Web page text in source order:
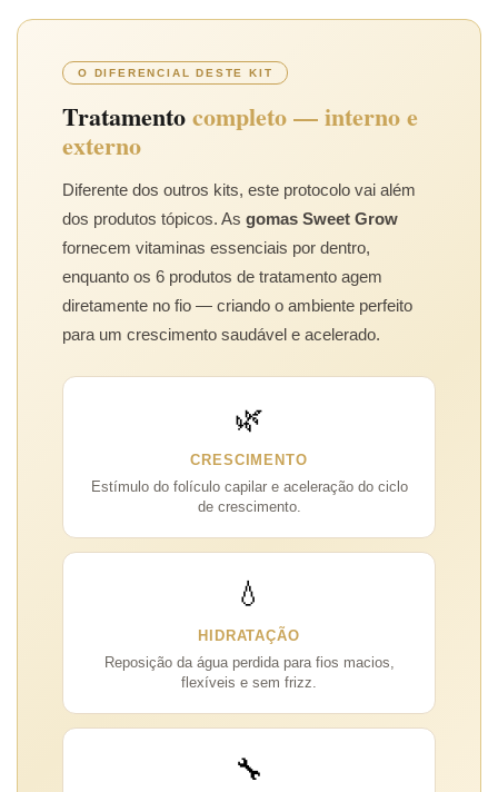
O DIFERENCIAL DESTE KIT
Tratamentocompleto — interno e
externo
Diferente dos outros kits, este protocolo vai além
dos produtos tópicos. As gomas Sweet Grow
fornecem vitaminas essenciais por dentro,
enquanto os 6 produtos de tratamento agem
diretamente no fio — criando o ambiente perfeito
para um crescimento saudável e acelerado.
🌿
CRESCIMENTO
Estímulo do folículo capilar e aceleração do ciclo
de crescimento.
💧
HIDRATAÇÃO
Reposição da água perdida para fios macios,
flexíveis e sem frizz.
🔧